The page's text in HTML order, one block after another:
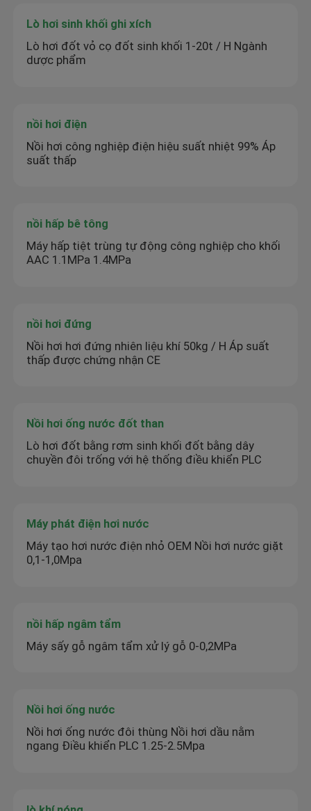
Lò hơi sinh khối ghi xích
Lò hơi đốt vỏ cọ đốt sinh khối 1-20t / H Ngành
dược phẩm
nồi hơi điện
Nồi hơi công nghiệp điện hiệu suất nhiệt 99% Áp
suất thấp
nồi hấp bê tông
Máy hấp tiệt trùng tự động công nghiệp cho khối
AAC 1.1MPa 1.4MPa
nồi hơi đứng
Nồi hơi hơi đứng nhiên liệu khí 50kg / H Áp suất
thấp được chứng nhận CE
Nồi hơi ống nước đốt than
Lò hơi đốt bằng rơm sinh khối đốt bằng dây
chuyền đôi trống với hệ thống điều khiển PLC
Máy phát điện hơi nước
Máy tạo hơi nước điện nhỏ OEM Nồi hơi nước giặt
0,1-1,0Mpa
nồi hấp ngâm tẩm
Máy sấy gỗ ngâm tẩm xử lý gỗ 0-0,2MPa
Nồi hơi ống nước
Nồi hơi ống nước đôi thùng Nồi hơi dầu nằm
ngang Điều khiển PLC 1.25-2.5Mpa